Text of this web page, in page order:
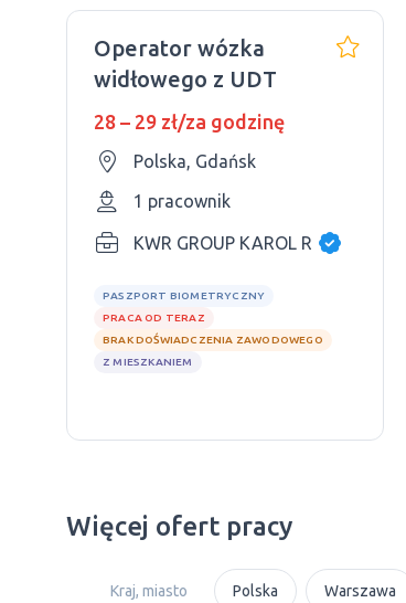
Operator wózka
widłowego z UDT
28 – 29 zł/za godzinę
Polska, Gdańsk
1 pracownik
KWR GROUP KAROL RAUTENBERG
PASZPORT BIOMETRYCZNY
PRACA OD TERAZ
BRAK DOŚWIADCZENIA ZAWODOWEGO
Z MIESZKANIEM
Więcej ofert pracy
Kraj, miasto Polska Warszawa